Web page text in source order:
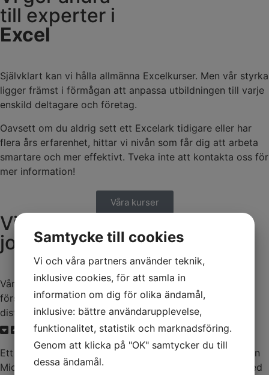
till experter i
Excel
Självklart kan vi hålla allmänna Excelkurser. Men vår styrka
ligger främst i förmågan att anpassa utbildningen till varje
enskild deltagare och företag.
Oavsett om du aldrig sett ett Excelark tidigare eller har
flera års erfarenhet, hittar vi nivån som får dig att arbeta
smartare och mer effektivt. Tveka inte att kontakta oss för
mer information!
Våra kurser
Vi hjälper våra kunder att
jobbasmartare
Våra kunder finns inom många olika branscher, tex
försäkring, bank & finans, värme & kraftproduktion,
distribution och byggnation.
Försäkringssystem
Ett komplett affärssystem baserat på relationsdatabasen
Microsoft Access för att hantera försäkringskoncept med
Samtycke till cookies
Vi och våra partners använder teknik,
inklusive cookies, för att samla in
information om dig för olika ändamål,
inklusive: bättre användarupplevelse,
funktionalitet, statistik och marknadsföring.
Genom att klicka på "OK" samtycker du till
dessa ändamål.